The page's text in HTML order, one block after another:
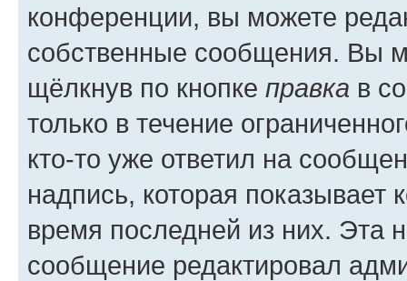
конференции, вы можете
собственные сообщения. Вы
щёлкнув по кнопке правка в
только в течение
кто-то уже ответил на
надпись, которая показывает
время последней из них. Эта
сообщение редактировал